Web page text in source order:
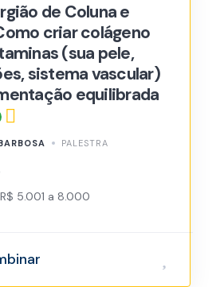
de Coluna e
criar colágeno
(sua pele,
sistema vascular)
equilibrada
PALESTRA
5.001 a 8.000